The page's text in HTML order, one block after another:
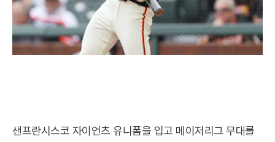
샌프란시스코 자이언츠 유니폼을 입고 메이저리그 무대를